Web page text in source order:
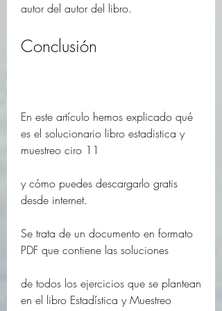
autor del autor del libro.
Conclusión
En este artículo hemos explicado qué
es el solucionario libro estadistica y
muestreo ciro 11
y cómo puedes descargarlo gratis
desde internet.
Se trata de un documento en formato
PDF que contiene las soluciones
de todos los ejercicios que se plantean
en el libro Estadística y Muestreo